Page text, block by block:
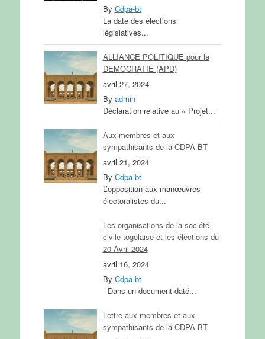
By Cdpa-bt
La date des élections
législatives...
ALLIANCE POLITIQUE pour la
DEMOCRATIE (APD)
avril 27, 2024
By admin
Déclaration relative au « Projet...
Aux membres et aux
sympathisants de la CDPA-BT
avril 21, 2024
By Cdpa-bt
L’opposition aux manœuvres
électoralistes du...
Les organisations de la société
civile togolaise et les élections du
20 Avril 2024
avril 16, 2024
By Cdpa-bt
Dans un document daté...
Lettre aux membres et aux
sympathisants de la CDPA-BT